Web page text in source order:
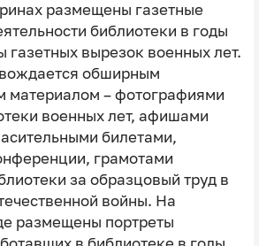
размещены газетные
библиотеки в годы
газетных вырезок военных лет.
обширным
материалом – фотографиями
военных лет, афишами
билетами,
грамотами
за образцовый труд в
войны. На
размещены портреты